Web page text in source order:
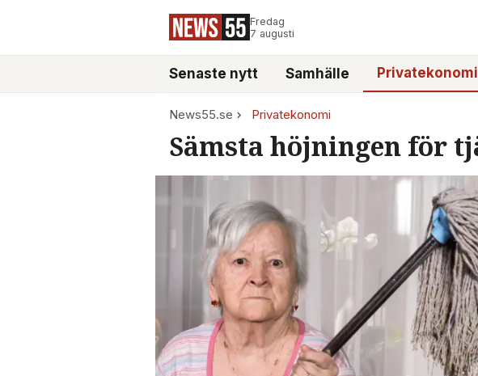
Fredag
7 augusti
Senaste nytt Samhälle Privatekonomi
News55.se Privatekonomi
Sämsta höjningen för